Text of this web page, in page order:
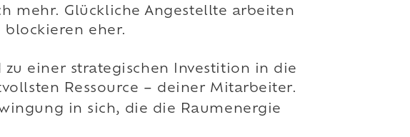
mehr. Glückliche Angestellte arbeiten
blockieren eher.
einer strategischen Investition in die
Ressource – deiner Mitarbeiter.
in sich, die die Raumenergie